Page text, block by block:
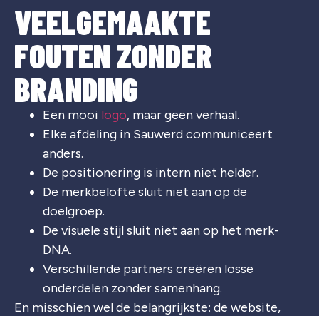
VEELGEMAAKTE
FOUTEN ZONDER
BRANDING
Een mooi logo, maar geen verhaal.
Elke afdeling in Sauwerd communiceert
anders.
De positionering is intern niet helder.
De merkbelofte sluit niet aan op de
doelgroep.
De visuele stijl sluit niet aan op het merk-
DNA.
Verschillende partners creëren losse
onderdelen zonder samenhang.
En misschien wel de belangrijkste: de website,